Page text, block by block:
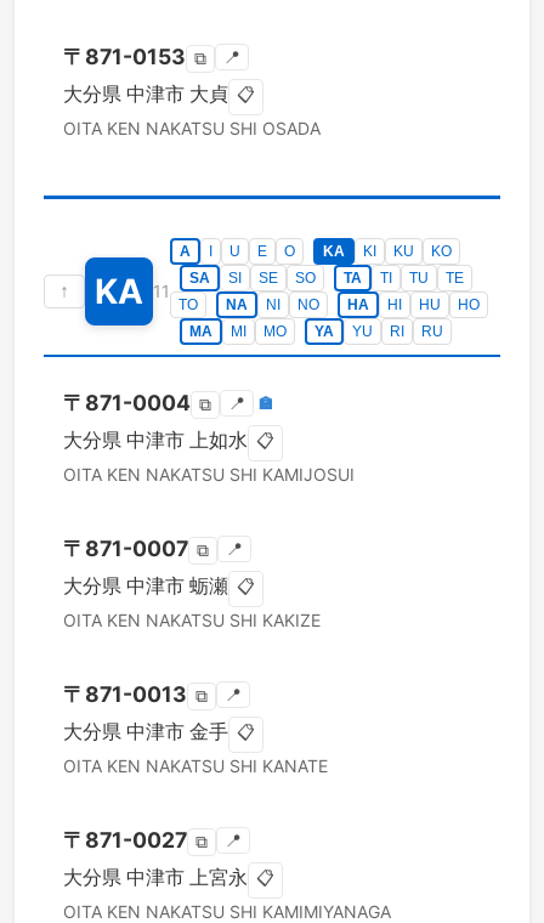
〒 871-0153 ⧉ 📍
大分県 中津市 大貞 📋
OITA KEN NAKATSU SHI OSADA
↑ KA 11
A U E O KA KI KU
KO
SA
SI SE SO TA TI TU
TE
TO
NA NI NO HA HI HU
HO
MA
MI MO YA YU RI RU
〒 871-0004 ⧉ 📍 🏣
大分県 中津市 上如水 📋
OITA KEN NAKATSU SHI KAMIJOSUI
〒 871-0007 ⧉ 📍
大分県 中津市 蛎瀬 📋
OITA KEN NAKATSU SHI KAKIZE
〒 871-0013 ⧉ 📍
大分県 中津市 金手 📋
OITA KEN NAKATSU SHI KANATE
〒 871-0027 ⧉ 📍
大分県 中津市 上宮永 📋
OITA KEN NAKATSU SHI KAMIMIYANAGA